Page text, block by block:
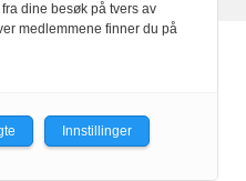
dine besøk på tvers av
medlemmene finner du på
Innstillinger